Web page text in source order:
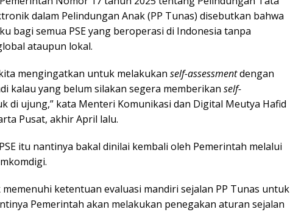
dalam Pelindungan Anak (PP Tunas) disebutkan bahwa
bagi semua PSE yang beroperasi di Indonesia tanpa
ataupun lokal.
mengingatkan untuk melakukan self-assessmentdengan
kalau yang belum silakan segera memberikan self-
di ujung,” kata Menteri Komunikasi dan Digital Meutya Hafid
Pusat, akhir April lalu.
itu nantinya bakal dinilai kembali oleh Pemerintah melalui
memenuhi ketentuan evaluasi mandiri sejalan PP Tunas untuk
Pemerintah akan melakukan penegakan aturan sejalan